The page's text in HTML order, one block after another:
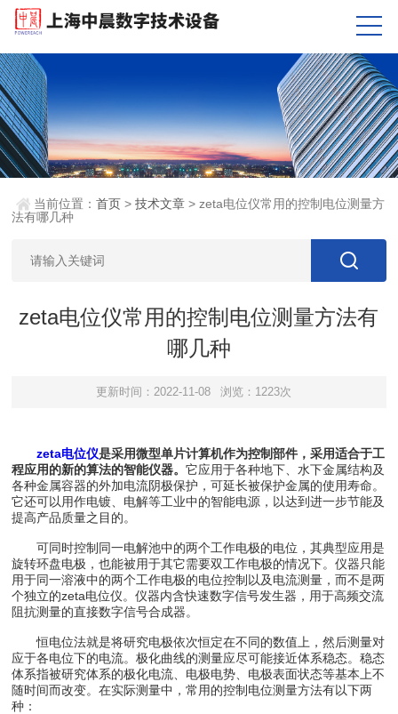
当前位置：首页 >技术文章 > zeta电位仪常用的控制电位测量方
法有哪几种
zeta电位仪常用的控制电位测量方法有
哪几种
更新时间：2022-11-08 浏览：1223次
zeta电位仪是采用微型单片计算机作为控制部件，采用适合于工
程应用的新的算法的智能仪器。它应用于各种地下、水下金属结构及
各种金属容器的外加电流阴极保护，可延长被保护金属的使用寿命。
它还可以用作电镀、电解等工业中的智能电源，以达到进一步节能及
提高产品质量之目的。
可同时控制同一电解池中的两个工作电极的电位，其典型应用是
旋转环盘电极，也能被用于其它需要双工作电极的情况下。仪器只能
用于同一溶液中的两个工作电极的电位控制以及电流测量，而不是两
个独立的zeta电位仪。仪器内含快速数字信号发生器，用于高频交流
阻抗测量的直接数字信号合成器。
恒电位法就是将研究电极依次恒定在不同的数值上，然后测量对
应于各电位下的电流。极化曲线的测量应尽可能接近体系稳态。稳态
体系指被研究体系的极化电流、电极电势、电极表面状态等基本上不
随时间而改变。在实际测量中，常用的控制电位测量方法有以下两
种：